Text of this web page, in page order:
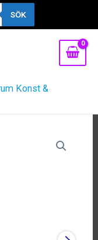
SÖK
Konst &